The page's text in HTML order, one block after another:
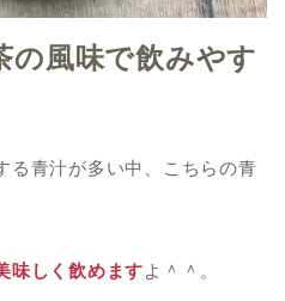
の風味で飲みやす
る青汁が多い中、こちらの青
味しく飲めますよ＾＾。